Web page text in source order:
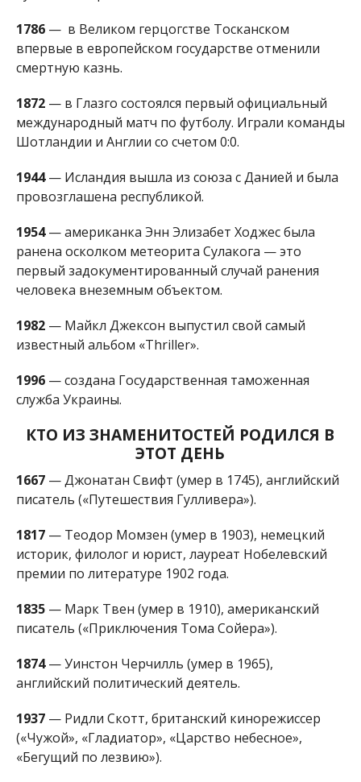
1786— в Великом герцогстве Тосканском
впервые в европейском государстве отменили
смертную казнь.
1872— в Глазго состоялся первый официальный
международный матч по футболу. Играли команды
Шотландии и Англии со счетом 0:0.
1944— Исландия вышла из союза с Данией и была
провозглашена республикой.
1954— американка Энн Элизабет Ходжес была
ранена осколком метеорита Сулакога — это
первый задокументированный случай ранения
человека внеземным объектом.
1982— Майкл Джексон выпустил свой самый
известный альбом «Thriller».
1996— создана Государственная таможенная
служба Украины.
КТО ИЗ ЗНАМЕНИТОСТЕЙ РОДИЛСЯ В
ЭТОТ ДЕНЬ
1667— Джонатан Свифт (умер в 1745), английский
писатель («Путешествия Гулливера»).
1817— Теодор Момзен (умер в 1903), немецкий
историк, филолог и юрист, лауреат Нобелевский
премии по литературе 1902 года.
1835— Марк Твен (умер в 1910), американский
писатель («Приключения Тома Сойера»).
1874— Уинстон Черчилль (умер в 1965),
английский политический деятель.
1937— Ридли Скотт, британский кинорежиссер
(«Чужой», «Гладиатор», «Царство небесное»,
«Бегущий по лезвию»).